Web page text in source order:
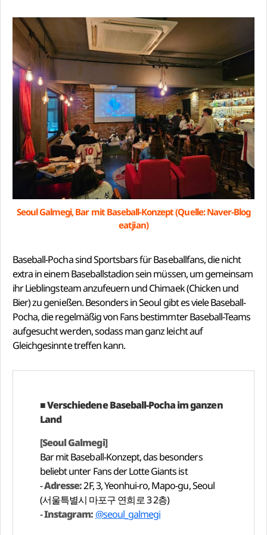
Seoul Galmegi, Bar mit Baseball-Konzept (Quelle: Naver-Blog
eatjian)
Baseball-Pocha sind Sportsbars für Baseballfans, die nicht
extra in einem Baseballstadion sein müssen, um gemeinsam
ihr Lieblingsteam anzufeuern und Chimaek (Chicken und
Bier) zu genießen. Besonders in Seoul gibt es viele Baseball-
Pocha, die regelmäßig von Fans bestimmter Baseball-Teams
aufgesucht werden, sodass man ganz leicht auf
Gleichgesinnte treffen kann.
■ Verschiedene Baseball-Pocha im ganzen
Land
[Seoul Galmegi]
Bar mit Baseball-Konzept, das besonders
beliebt unter Fans der Lotte Giants ist
-Adresse:2F, 3, Yeonhui-ro, Mapo-gu, Seoul
(서울특별시 마포구 연희로 3 2층)
-Instagram: @seoul_galmegi